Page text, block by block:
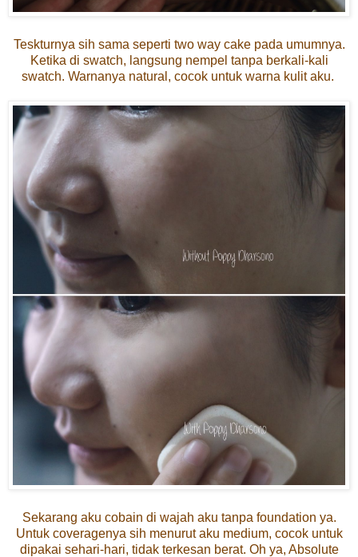
Teskturnya sih sama seperti two way cake pada umumnya.
Ketika di swatch, langsung nempel tanpa berkali-kali
swatch. Warnanya natural, cocok untuk warna kulit aku.
Sekarang aku cobain di wajah aku tanpa foundation ya.
Untuk coveragenya sih menurut aku medium, cocok untuk
dipakai sehari-hari, tidak terkesan berat. Oh ya, Absolute